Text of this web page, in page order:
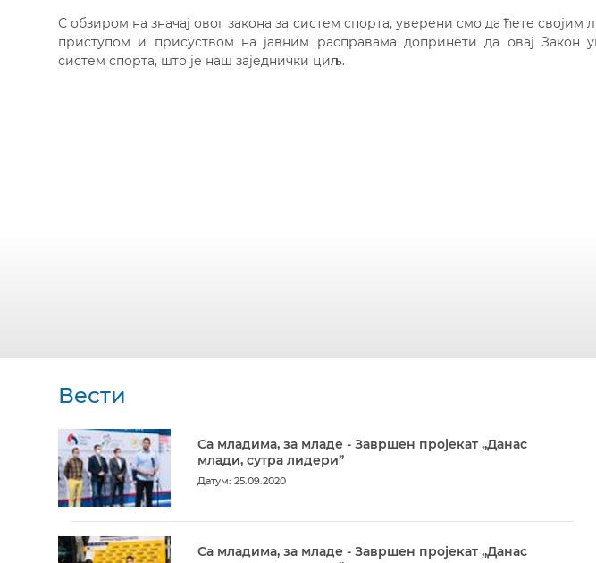
С обзиром на значај овог закона за систем спорта, уверени смо да ћете
приступом и присуством на јавним расправама допринети да овај
систем спорта, што је наш заједнички циљ.
Вести
Са младима, за младе - Завршен пројекат „Данас
млади, сутра лидери”
Датум: 25.09.2020
Са младима, за младе - Завршен пројекат „Данас